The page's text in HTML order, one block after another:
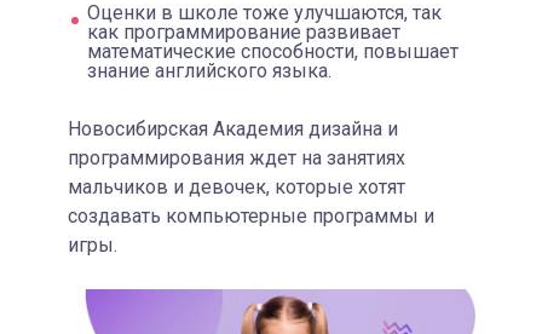
Оценки в школе тоже улучшаются, так
как программирование развивает
математические способности, повышает
знание английского языка.
Новосибирская Академия дизайна и
программирования ждет на занятиях
мальчиков и девочек, которые хотят
создавать компьютерные программы и
игры.